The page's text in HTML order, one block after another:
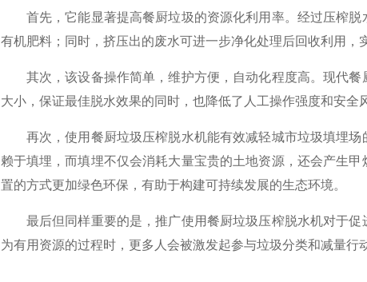
首先，它能显著提高餐厨垃圾的资源化利用率。经过压榨脱
有机肥料；同时，挤压出的废水可进一步净化处理后回收利用，
其次，该设备操作简单，维护方便，自动化程度高。现代餐
大小，保证最佳脱水效果的同时，也降低了人工操作强度和安全
再次，使用餐厨垃圾压榨脱水机能有效减轻城市垃圾填埋场
赖于填埋，而填埋不仅会消耗大量宝贵的土地资源，还会产生
置的方式更加绿色环保，有助于构建可持续发展的生态环境。
最后但同样重要的是，推广使用餐厨垃圾压榨脱水机对于促
为有用资源的过程时，更多人会被激发起参与垃圾分类和减量行